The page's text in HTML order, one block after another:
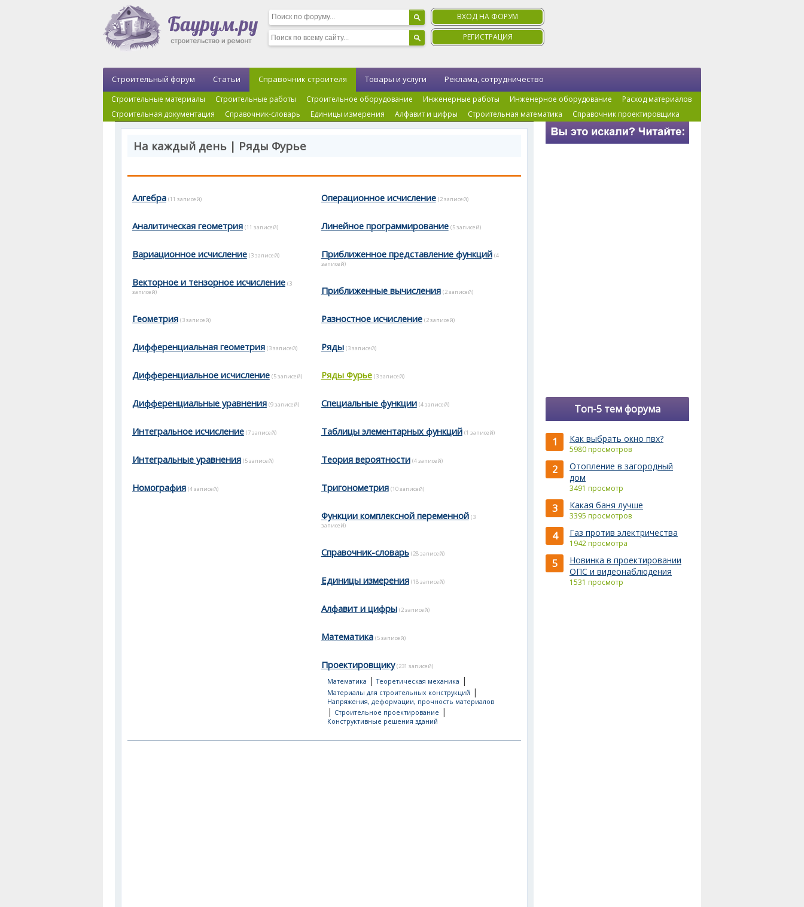
ВХОД НА ФОРУМ
РЕГИСТРАЦИЯ
Строительный форум Статьи Справочник строителя
Строительные материалы Строительные работы Строительное оборудование Инженерные работы Инженерное оборудование
Расход материалов
Строительная документация
Справочник-словарь Единицы измерения Алфавит и цифры Строительная математика Справочник проектировщика
Товары и услуги Реклама, сотрудничество
На каждый день | Ряды Фурье
Алгебра (11 записей)
Аналитическая геометрия (11 записей)
Вариационное исчисление (3 записей)
Векторное и тензорное исчисление (3
записей)
Геометрия (3 записей)
Дифференциальная геометрия (3 записей)
Дифференциальное исчисление (5 записей)
Дифференциальные уравнения (9 записей)
Интегральное исчисление (7 записей)
Интегральные уравнения (5 записей)
Номография (4 записей)
Операционное исчисление (2 записей)
Линейное программирование (5 записей)
Приближенное представление функций (4
записей)
Приближенные вычисления (2 записей)
Разностное исчисление (2 записей)
Ряды (3 записей)
Ряды Фурье (3 записей)
Специальные функции (4 записей)
Таблицы элементарных функций (1 записей)
Теория вероятности (4 записей)
Тригонометрия (10 записей)
Функции комплексной переменной (3
записей)
Справочник-словарь (28 записей)
Единицы измерения (18 записей)
Алфавит и цифры (2 записей)
Математика (5 записей)
Проектировщику (231 записей)
Математика |Теоретическая механика |
Материалы для строительных конструкций |
Напряжения, деформации, прочность материалов
| Строительное проектирование |
Конструктивные решения зданий
Топ-5 тем форума
1 Как выбрать окно пвх?
5980 просмотров
2
Отопление в загородный
дом
3491 просмотр
3 Какая баня лучше
3395 просмотров
4 Газ против электричества
1942 просмотра
5
Новинка в проектировании
ОПС и видеонаблюдения
1531 просмотр